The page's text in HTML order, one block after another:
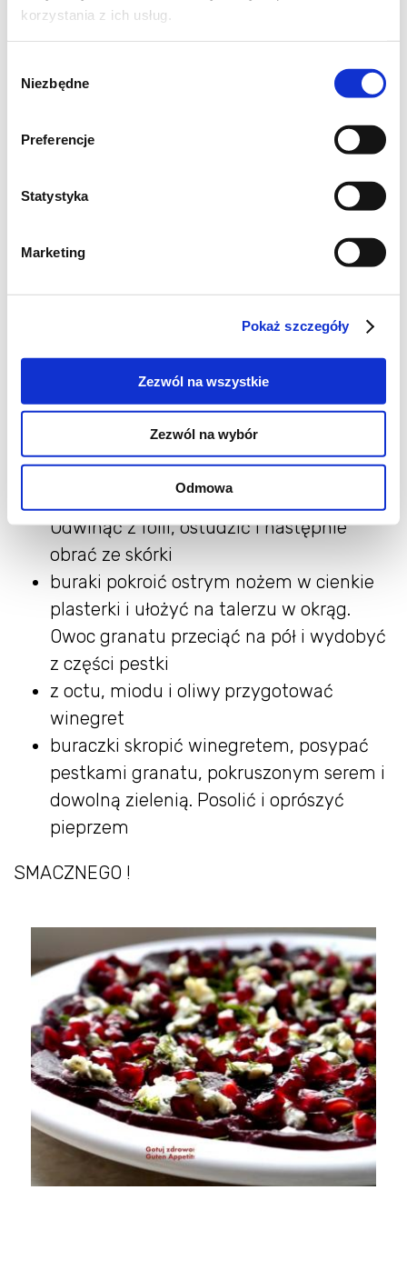
korzystania z ich usług.
zgody
Niezbędne
Preferencje
Statystyka
Marketing
Pokaż szczegóły
Zezwól na wszystkie
Zezwól na wybór
Odmowa
Składniki:
kawałek gorgonzoli lub innego ulubionego
1 łyżka ciemnego octu balsamicznego
1 łyżeczka miodu
sól, pieprz
niezbyt duże buraki jednakowej
wielkości, każdy z osobna, ściśle owinąć
w folię alumniową. Piec w piekarniku
nagrzanym do 200`C około 45 minut.
Odwinąć z folii, ostudzić i następnie
obrać ze skórki
buraki pokroić ostrym nożem w cienkie
plasterki i ułożyć na talerzu w okrąg.
Owoc granatu przeciąć na pół i wydobyć
z części pestki
z octu, miodu i oliwy przygotować
winegret
buraczki skropić winegretem, posypać
pestkami granatu, pokruszonym serem i
dowolną zielenią. Posolić i oprószyć
pieprzem
SMACZNEGO !